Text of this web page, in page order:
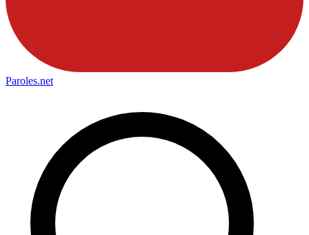
Paroles.net